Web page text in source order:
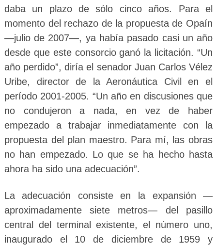
daba un plazo de sólo cinco años. Para el
momento del rechazo de la propuesta de Opaín
—julio de 2007—, ya había pasado casi un año
desde que este consorcio ganó la licitación. “Un
año perdido”, diría el senador Juan Carlos Vélez
Uribe, director de la Aeronáutica Civil en el
período 2001-2005. “Un año en discusiones que
no condujeron a nada, en vez de haber
empezado a trabajar inmediatamente con la
propuesta del plan maestro. Para mí, las obras
no han empezado. Lo que se ha hecho hasta
ahora ha sido una adecuación”.
La adecuación consiste en la expansión —
aproximadamente siete metros— del pasillo
central del terminal existente, el número uno,
inaugurado el 10 de diciembre de 1959 y